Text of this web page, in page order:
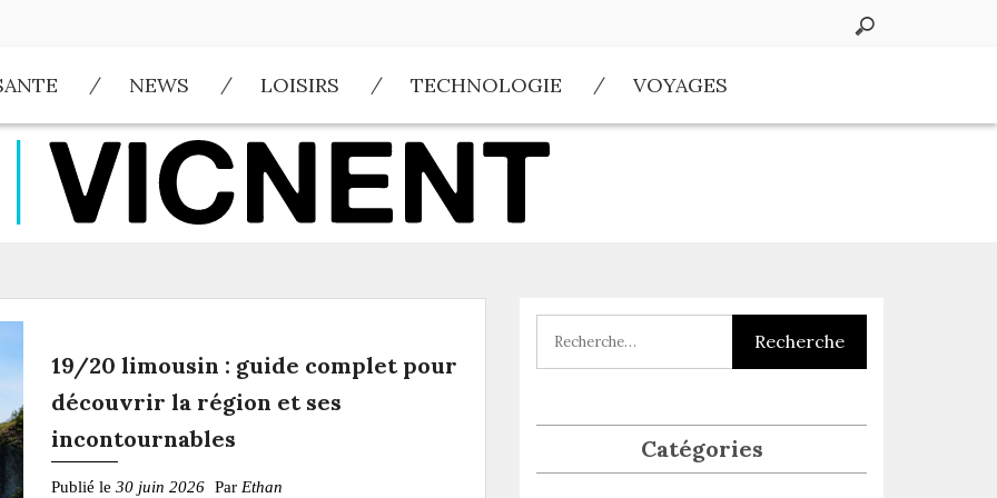
NEWS LOISIRS TECHNOLOGIE VOYAGES
19/20 limousin : guide complet pour
découvrir la région et ses
incontournables
Publié le 30 juin 2026 Par Ethan
Catégories